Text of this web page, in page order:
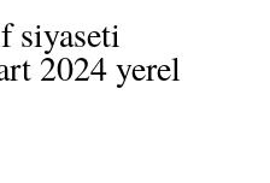
siyaseti
2024 yerel